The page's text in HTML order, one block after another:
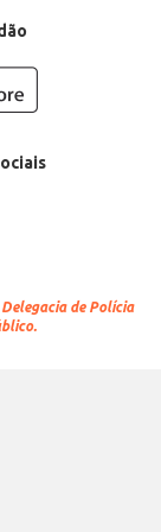
de Polícia